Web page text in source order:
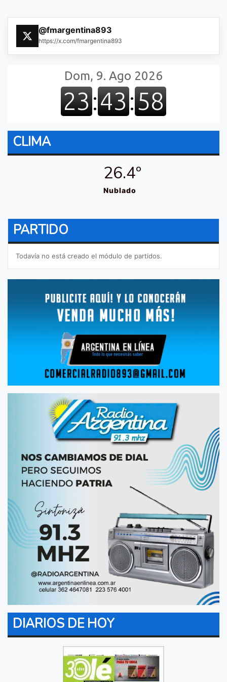
@fmargentina893
https://x.com/fmargentina893
CLIMA
26.4º
Nublado
PARTIDO
Todavía no está creado el módulo de partidos.
DIARIOS DE HOY